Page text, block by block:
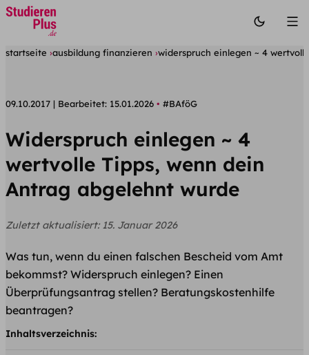
startseite ausbildung finanzieren widerspruch einlegen ~ 4
09.10.2017 Bearbeitet: 15.01.2026 #BAföG
Widerspruch einlegen ~ 4
wertvolle Tipps, wenn dein
Antrag abgelehnt wurde
Zuletzt aktualisiert: 15. Januar 2026
Was tun, wenn du einen falschen Bescheid vom Amt
bekommst? Widerspruch einlegen? Einen
Überprüfungsantrag stellen? Beratungskostenhilfe
beantragen?
Inhaltsverzeichnis: